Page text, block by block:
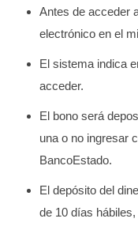
Antes de acceder
electrónico en el
El sistema indica
acceder.
El bono será
una o no ingresar
BancoEstado.
El depósito del
de 10 días